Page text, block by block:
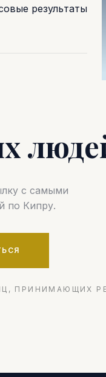
результаты
с самыми
по Кипру.
ПРИНИМАЮЩИХ